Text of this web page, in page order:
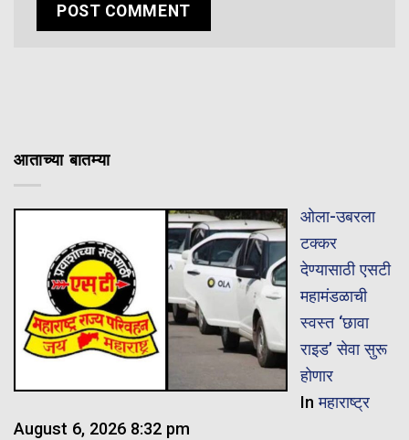
आताच्या बातम्या
ओला-उबरला
टक्कर
देण्यासाठी एसटी
महामंडळाची
स्वस्त ‘छावा
राइड’ सेवा सुरू
होणार
Inमहाराष्ट्र
August 6, 2026 8:32 pm